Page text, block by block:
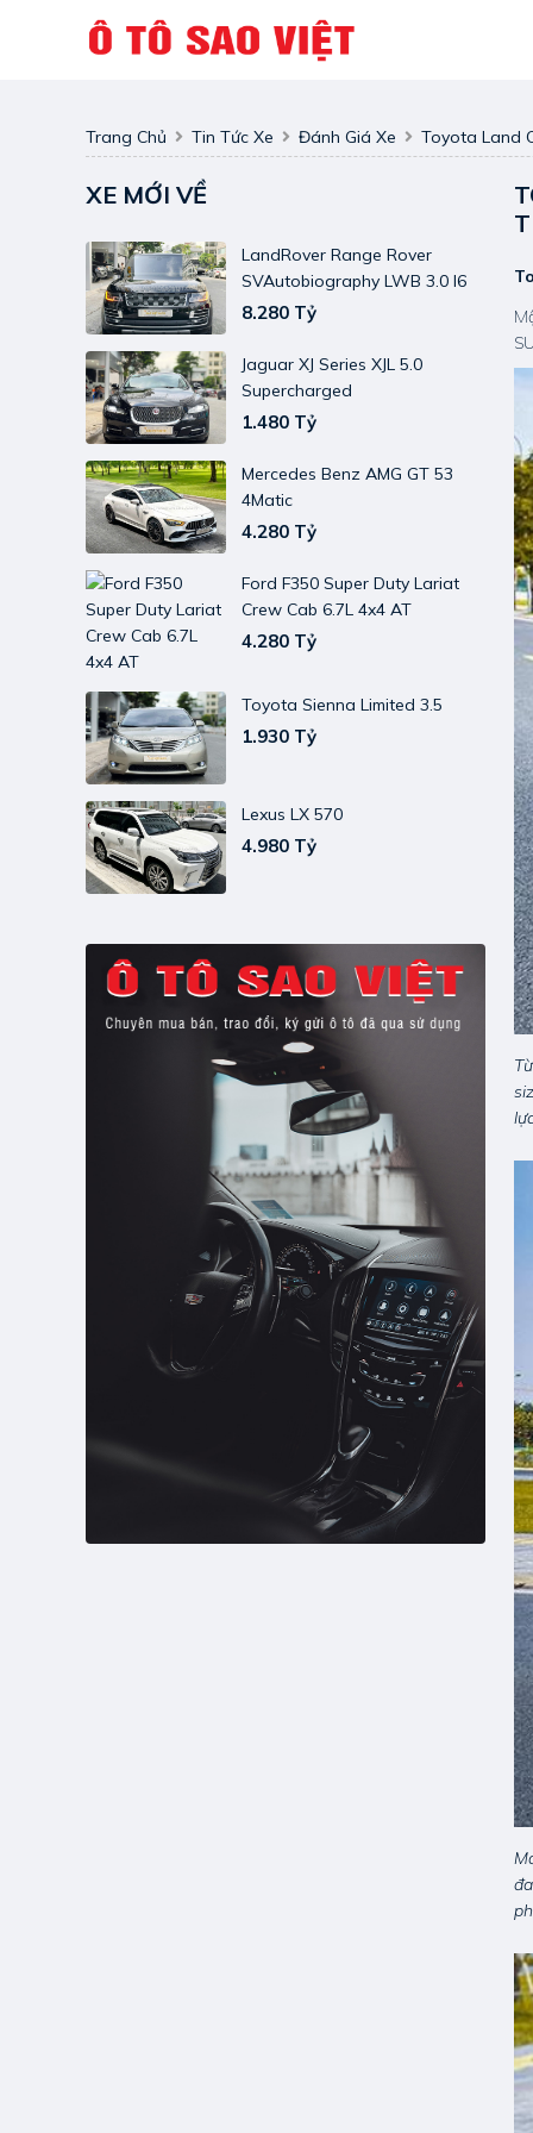
Trang Chủ Tin Tức Xe Đánh Giá Xe Toyota Land
XE MỚI VỀ
LandRover Range Rover
SVAutobiography LWB 3.0 I6
8.280 Tỷ
Jaguar XJ Series XJL 5.0
Supercharged
1.480 Tỷ
Mercedes Benz AMG GT 53
4Matic
4.280 Tỷ
Ford F350 Super Duty Lariat
Crew Cab 6.7L 4x4 AT
4.280 Tỷ
Toyota Sienna Limited 3.5
1.930 Tỷ
Lexus LX 570
4.980 Tỷ